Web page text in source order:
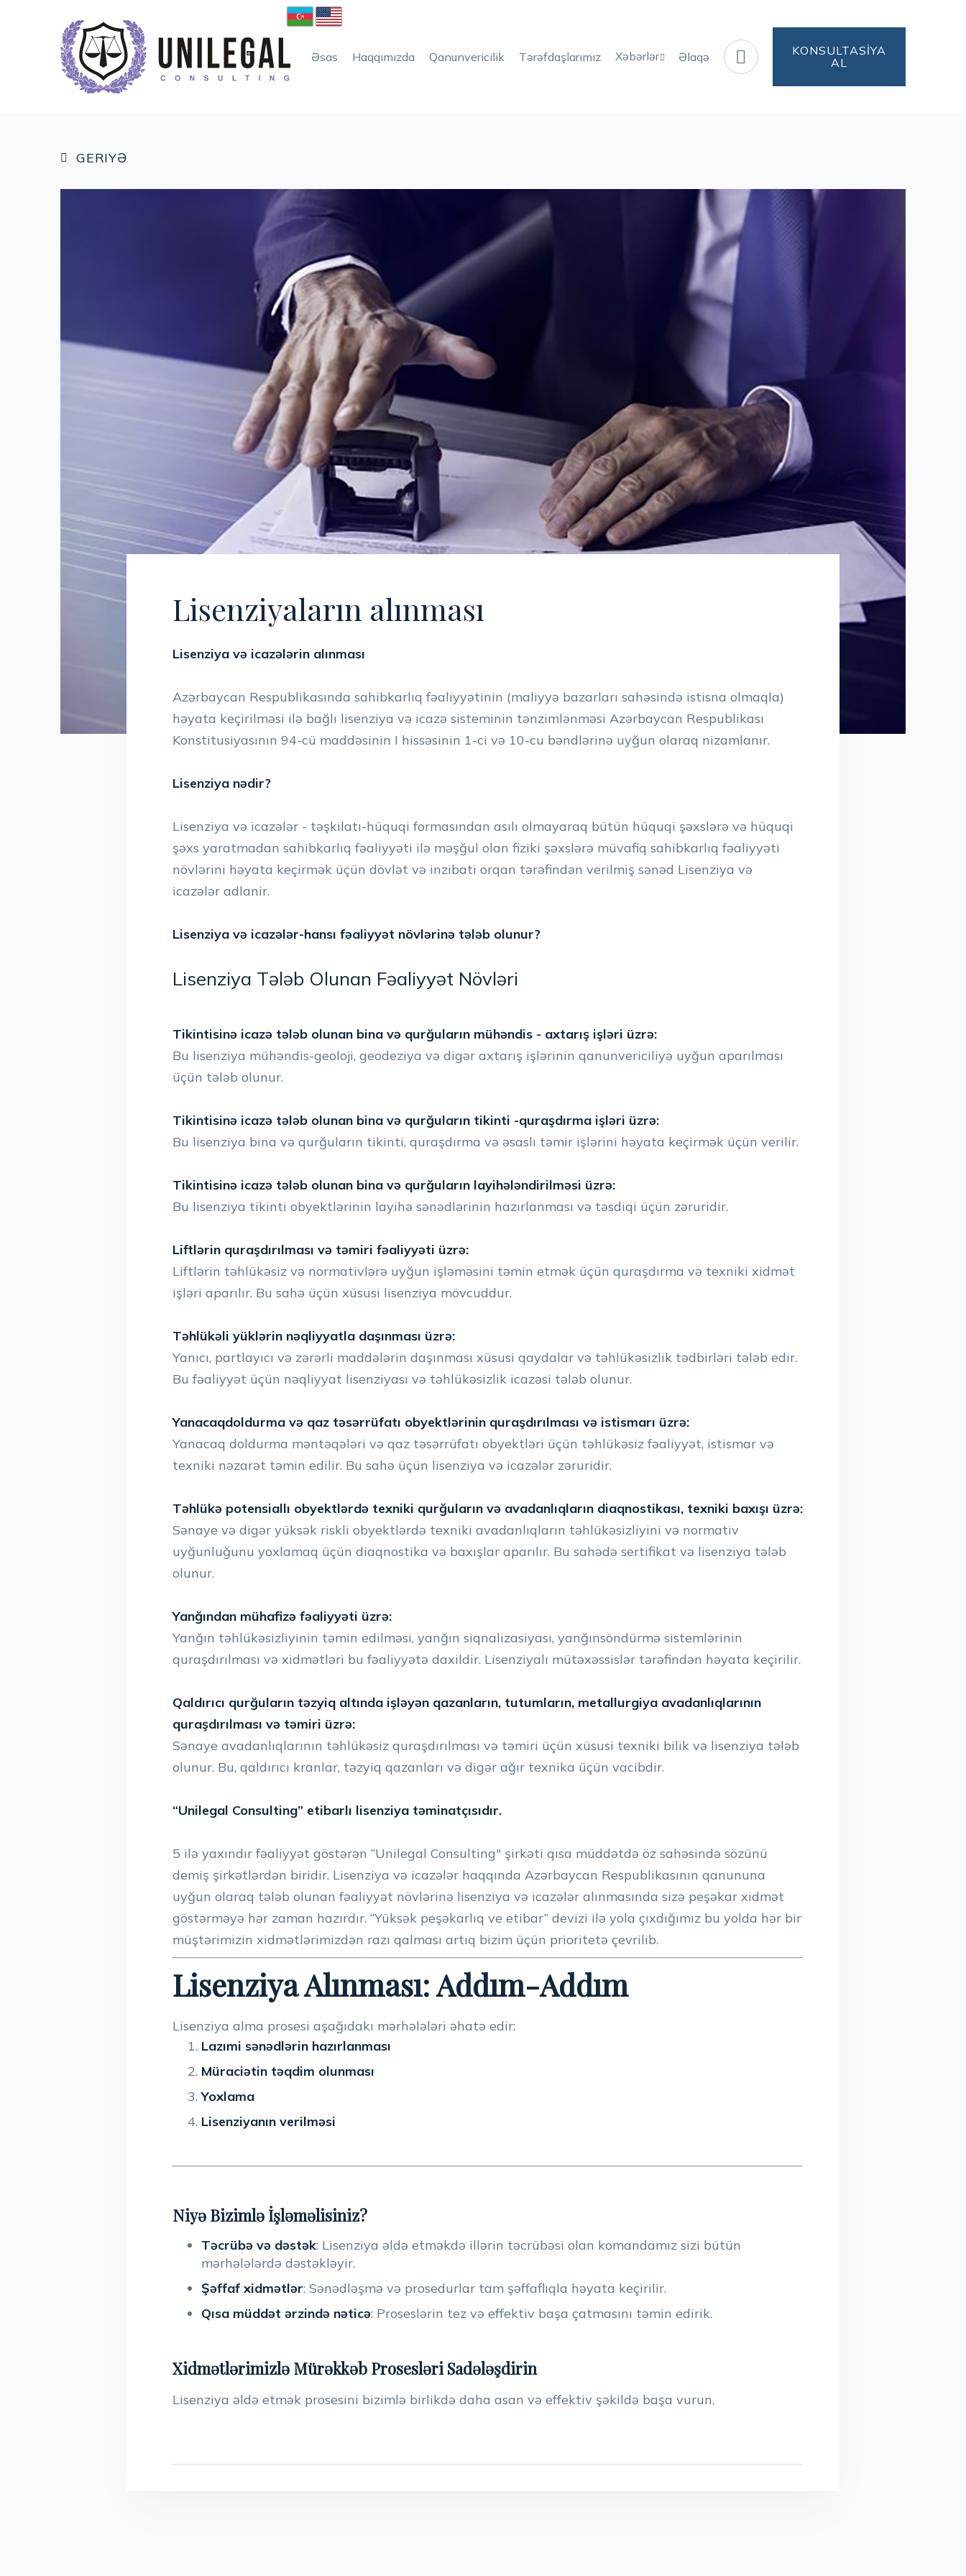
Əsas Haqqımızda Qanunvericilik Tərəfdaşlarımız Xəbərlər Əlaqə 
KONSULTASİYA
AL
 GERIYƏ
Lisenziyaların alınması
Lisenziya və icazələrin alınması
Azərbaycan Respublikasında sahibkarlıq fəaliyyətinin (maliyyə bazarları sahəsində istisna olmaqla)
həyata keçirilməsi ilə bağlı lisenziya və icazə sisteminin tənzimlənməsi Azərbaycan Respublikası
Konstitusiyasının 94-cü maddəsinin I hissəsinin 1-ci və 10-cu bəndlərinə uyğun olaraq nizamlanır.
Lisenziya nədir?
Lisenziya və icazələr - təşkilatı-hüquqi formasından asılı olmayaraq bütün hüquqi şəxslərə və hüquqi
şəxs yaratmadan sahibkarlıq fəaliyyəti ilə məşğul olan fiziki şəxslərə müvafiq sahibkarlıq fəaliyyəti
növlərini həyata keçirmək üçün dövlət və inzibati orqan tərəfindən verilmiş sənəd Lisenziya və
icazələr adlanir.
Lisenziya və icazələr-hansı fəaliyyət növlərinə tələb olunur?
Lisenziya Tələb Olunan Fəaliyyət Növləri
Tikintisinə icazə tələb olunan bina və qurğuların mühəndis - axtarış işləri üzrə:
Bu lisenziya mühəndis-geoloji, geodeziya və digər axtarış işlərinin qanunvericiliyə uyğun aparılması
üçün tələb olunur.
Tikintisinə icazə tələb olunan bina və qurğuların tikinti -quraşdırma işləri üzrə:
Bu lisenziya bina və qurğuların tikinti, quraşdırma və əsaslı təmir işlərini həyata keçirmək üçün verilir.
Tikintisinə icazə tələb olunan bina və qurğuların layihələndirilməsi üzrə:
Bu lisenziya tikinti obyektlərinin layihə sənədlərinin hazırlanması və təsdiqi üçün zəruridir.
Liftlərin quraşdırılması və təmiri fəaliyyəti üzrə:
Liftlərin təhlükəsiz və normativlərə uyğun işləməsini təmin etmək üçün quraşdırma və texniki xidmət
işləri aparılır. Bu sahə üçün xüsusi lisenziya mövcuddur.
Təhlükəli yüklərin nəqliyyatla daşınması üzrə:
Yanıcı, partlayıcı və zərərli maddələrin daşınması xüsusi qaydalar və təhlükəsizlik tədbirləri tələb edir.
Bu fəaliyyət üçün nəqliyyat lisenziyası və təhlükəsizlik icazəsi tələb olunur.
Yanacaqdoldurma və qaz təsərrüfatı obyektlərinin quraşdırılması və istismarı üzrə:
Yanacaq doldurma məntəqələri və qaz təsərrüfatı obyektləri üçün təhlükəsiz fəaliyyət, istismar və
texniki nəzarət təmin edilir. Bu sahə üçün lisenziya və icazələr zəruridir.
Təhlükə potensiallı obyektlərdə texniki qurğuların və avadanlıqların diaqnostikası, texniki baxışı üzrə:
Sənaye və digər yüksək riskli obyektlərdə texniki avadanlıqların təhlükəsizliyini və normativ
uyğunluğunu yoxlamaq üçün diaqnostika və baxışlar aparılır. Bu sahədə sertifikat və lisenziya tələb
olunur.
Yanğından mühafizə fəaliyyəti üzrə:
Yanğın təhlükəsizliyinin təmin edilməsi, yanğın siqnalizasiyası, yanğınsöndürmə sistemlərinin
quraşdırılması və xidmətləri bu fəaliyyətə daxildir. Lisenziyalı mütəxəssislər tərəfindən həyata keçirilir.
Qaldırıcı qurğuların təzyiq altında işləyən qazanların, tutumların, metallurgiya avadanlıqlarının
quraşdırılması və təmiri üzrə:
Sənaye avadanlıqlarının təhlükəsiz quraşdırılması və təmiri üçün xüsusi texniki bilik və lisenziya tələb
olunur. Bu, qaldırıcı kranlar, təzyiq qazanları və digər ağır texnika üçün vacibdir.
“Unilegal Consulting” etibarlı lisenziya təminatçısıdır.
5 ilə yaxındır fəaliyyət göstərən “Unilegal Consulting" şirkəti qısa müddətdə öz sahəsində sözünü
demiş şirkətlərdən biridir. Lisenziya və icazələr haqqında Azərbaycan Respublikasının qanununa
uyğun olaraq tələb olunan fəaliyyət növlərinə lisenziya və icazələr alınmasında sizə peşəkar xidmət
göstərməyə hər zaman hazırdır. “Yüksək peşəkarlıq ve etibar” devizi ilə yola çıxdığımız bu yolda hər bir
müştərimizin xidmətlərimizdən razı qalması artıq bizim üçün prioritetə çevrilib.
Lisenziya Alınması: Addım-Addım
Lisenziya alma prosesi aşağıdakı mərhələləri əhatə edir:
Lazımi sənədlərin hazırlanması
Müraciətin təqdim olunması
Yoxlama
Lisenziyanın verilməsi
Niyə Bizimlə İşləməlisiniz?
Təcrübə və dəstək: Lisenziya əldə etməkdə illərin təcrübəsi olan komandamız sizi bütün
mərhələlərdə dəstəkləyir.
Şəffaf xidmətlər: Sənədləşmə və prosedurlar tam şəffaflıqla həyata keçirilir.
Qısa müddət ərzində nəticə: Proseslərin tez və effektiv başa çatmasını təmin edirik.
Xidmətlərimizlə Mürəkkəb Prosesləri Sadələşdirin
Lisenziya əldə etmək prosesini bizimlə birlikdə daha asan və effektiv şəkildə başa vurun.